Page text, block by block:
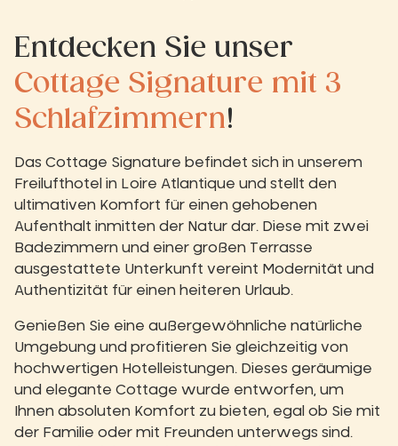
Entdecken Sie unser
Cottage Signature mit 3
Schlafzimmern!
Das Cottage Signature befindet sich in unserem
Freilufthotel in Loire Atlantique und stellt den
ultimativen Komfort für einen gehobenen
Aufenthalt inmitten der Natur dar. Diese mit zwei
Badezimmern und einer großen Terrasse
ausgestattete Unterkunft vereint Modernität und
Authentizität für einen heiteren Urlaub.
Genießen Sie eine außergewöhnliche natürliche
Umgebung und profitieren Sie gleichzeitig von
hochwertigen Hotelleistungen. Dieses geräumige
und elegante Cottage wurde entworfen, um
Ihnen absoluten Komfort zu bieten, egal ob Sie mit
der Familie oder mit Freunden unterwegs sind.